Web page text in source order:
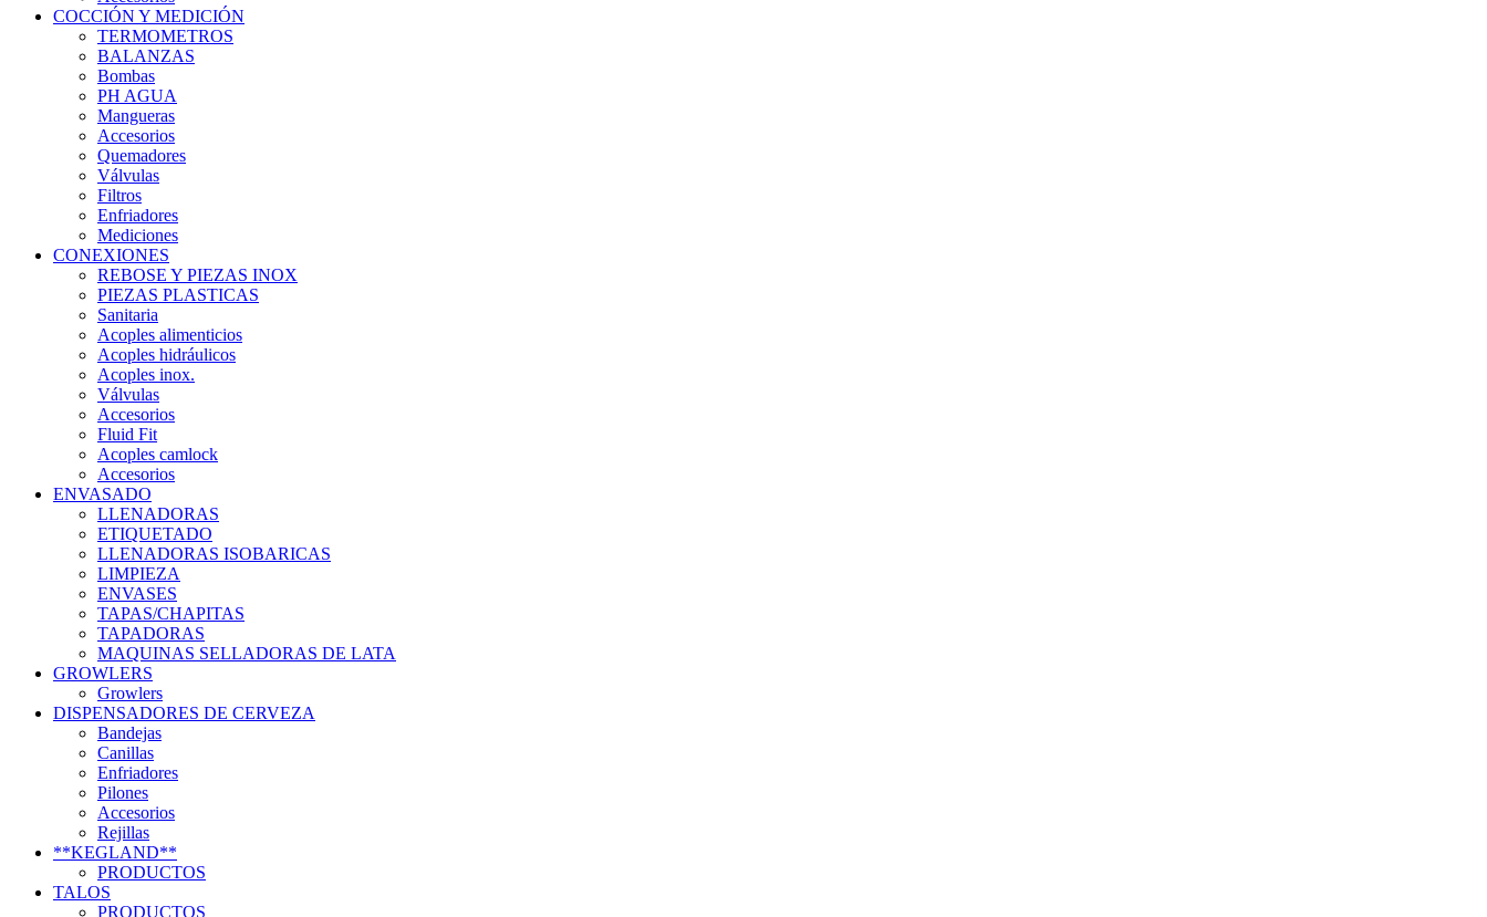
COCCIÓN Y MEDICIÓN
TERMOMETROS
BALANZAS
Bombas
PH AGUA
Mangueras
Accesorios
Quemadores
Válvulas
Filtros
Enfriadores
Mediciones
CONEXIONES
REBOSE Y PIEZAS INOX
PIEZAS PLASTICAS
Sanitaria
Acoples alimenticios
Acoples hidráulicos
Acoples inox.
Válvulas
Accesorios
Fluid Fit
Acoples camlock
Accesorios
ENVASADO
LLENADORAS
ETIQUETADO
LLENADORAS ISOBARICAS
LIMPIEZA
ENVASES
TAPAS/CHAPITAS
TAPADORAS
MAQUINAS SELLADORAS DE LATA
GROWLERS
Growlers
DISPENSADORES DE CERVEZA
Bandejas
Canillas
Enfriadores
Pilones
Accesorios
Rejillas
**KEGLAND**
PRODUCTOS
TALOS
PRODUCTOS